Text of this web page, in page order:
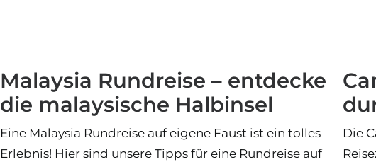
Malaysia Rundreise – entdecke
die malaysische Halbinsel
Eine Malaysia Rundreise auf eigene Faust ist ein tolles
Erlebnis! Hier sind unsere Tipps für eine Rundreise auf
Die